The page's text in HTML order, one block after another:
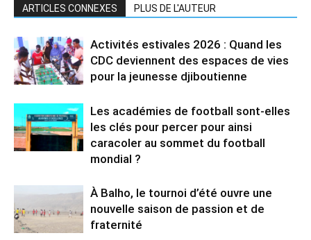
ARTICLES CONNEXES PLUS DE L'AUTEUR
Activités estivales 2026 : Quand les
CDC deviennent des espaces de vies
pour la jeunesse djiboutienne
Les académies de football sont-elles
les clés pour percer pour ainsi
caracoler au sommet du football
mondial ?
À Balho, le tournoi d’été ouvre une
nouvelle saison de passion et de
fraternité